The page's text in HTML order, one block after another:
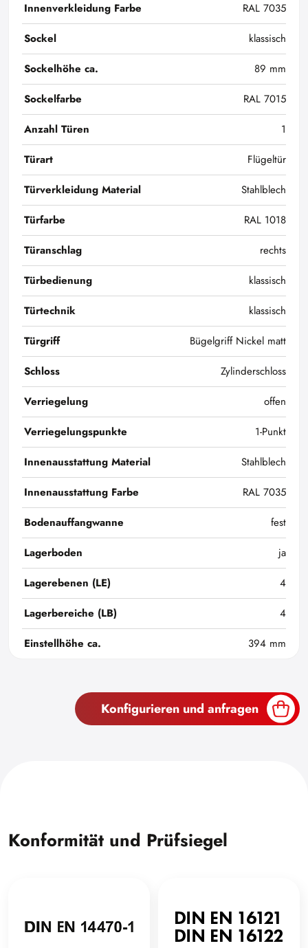
Innenverkleidung Farbe
RAL 7035
Sockel
klassisch
Sockelhöhe ca.
89 mm
Sockelfarbe
RAL 7015
Anzahl Türen
1
Türart
Flügeltür
Türverkleidung Material
Stahlblech
Türfarbe
RAL 1018
Türanschlag
rechts
Türbedienung
klassisch
Türtechnik
klassisch
Türgriff
Bügelgriff Nickel matt
Schloss
Zylinderschloss
Verriegelung
offen
Verriegelungspunkte
1-Punkt
Innenausstattung Material
Stahlblech
Innenausstattung Farbe
RAL 7035
Bodenauffangwanne
fest
Lagerboden
ja
Lagerebenen (LE)
4
Lagerbereiche (LB)
4
Einstellhöhe ca.
394 mm
Konfigurieren und anfragen
Konformität und Prüfsiegel